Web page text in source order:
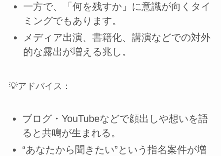
一方で、「何を残すか」に意識が向くタイ
ミングでもあります。
メディア出演、書籍化、講演などでの対外
的な露出が増える兆し。
💡アドバイス：
ブログ・YouTubeなどで顔出しや想いを語
ると共鳴が生まれる。
“あなたから聞きたい”という指名案件が増